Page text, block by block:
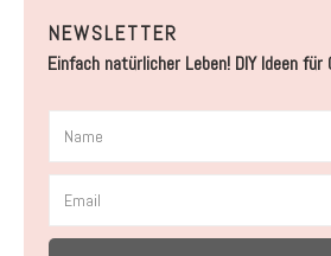
NEWSLETTER
Einfach natürlicher Leben! DIY Ideen für